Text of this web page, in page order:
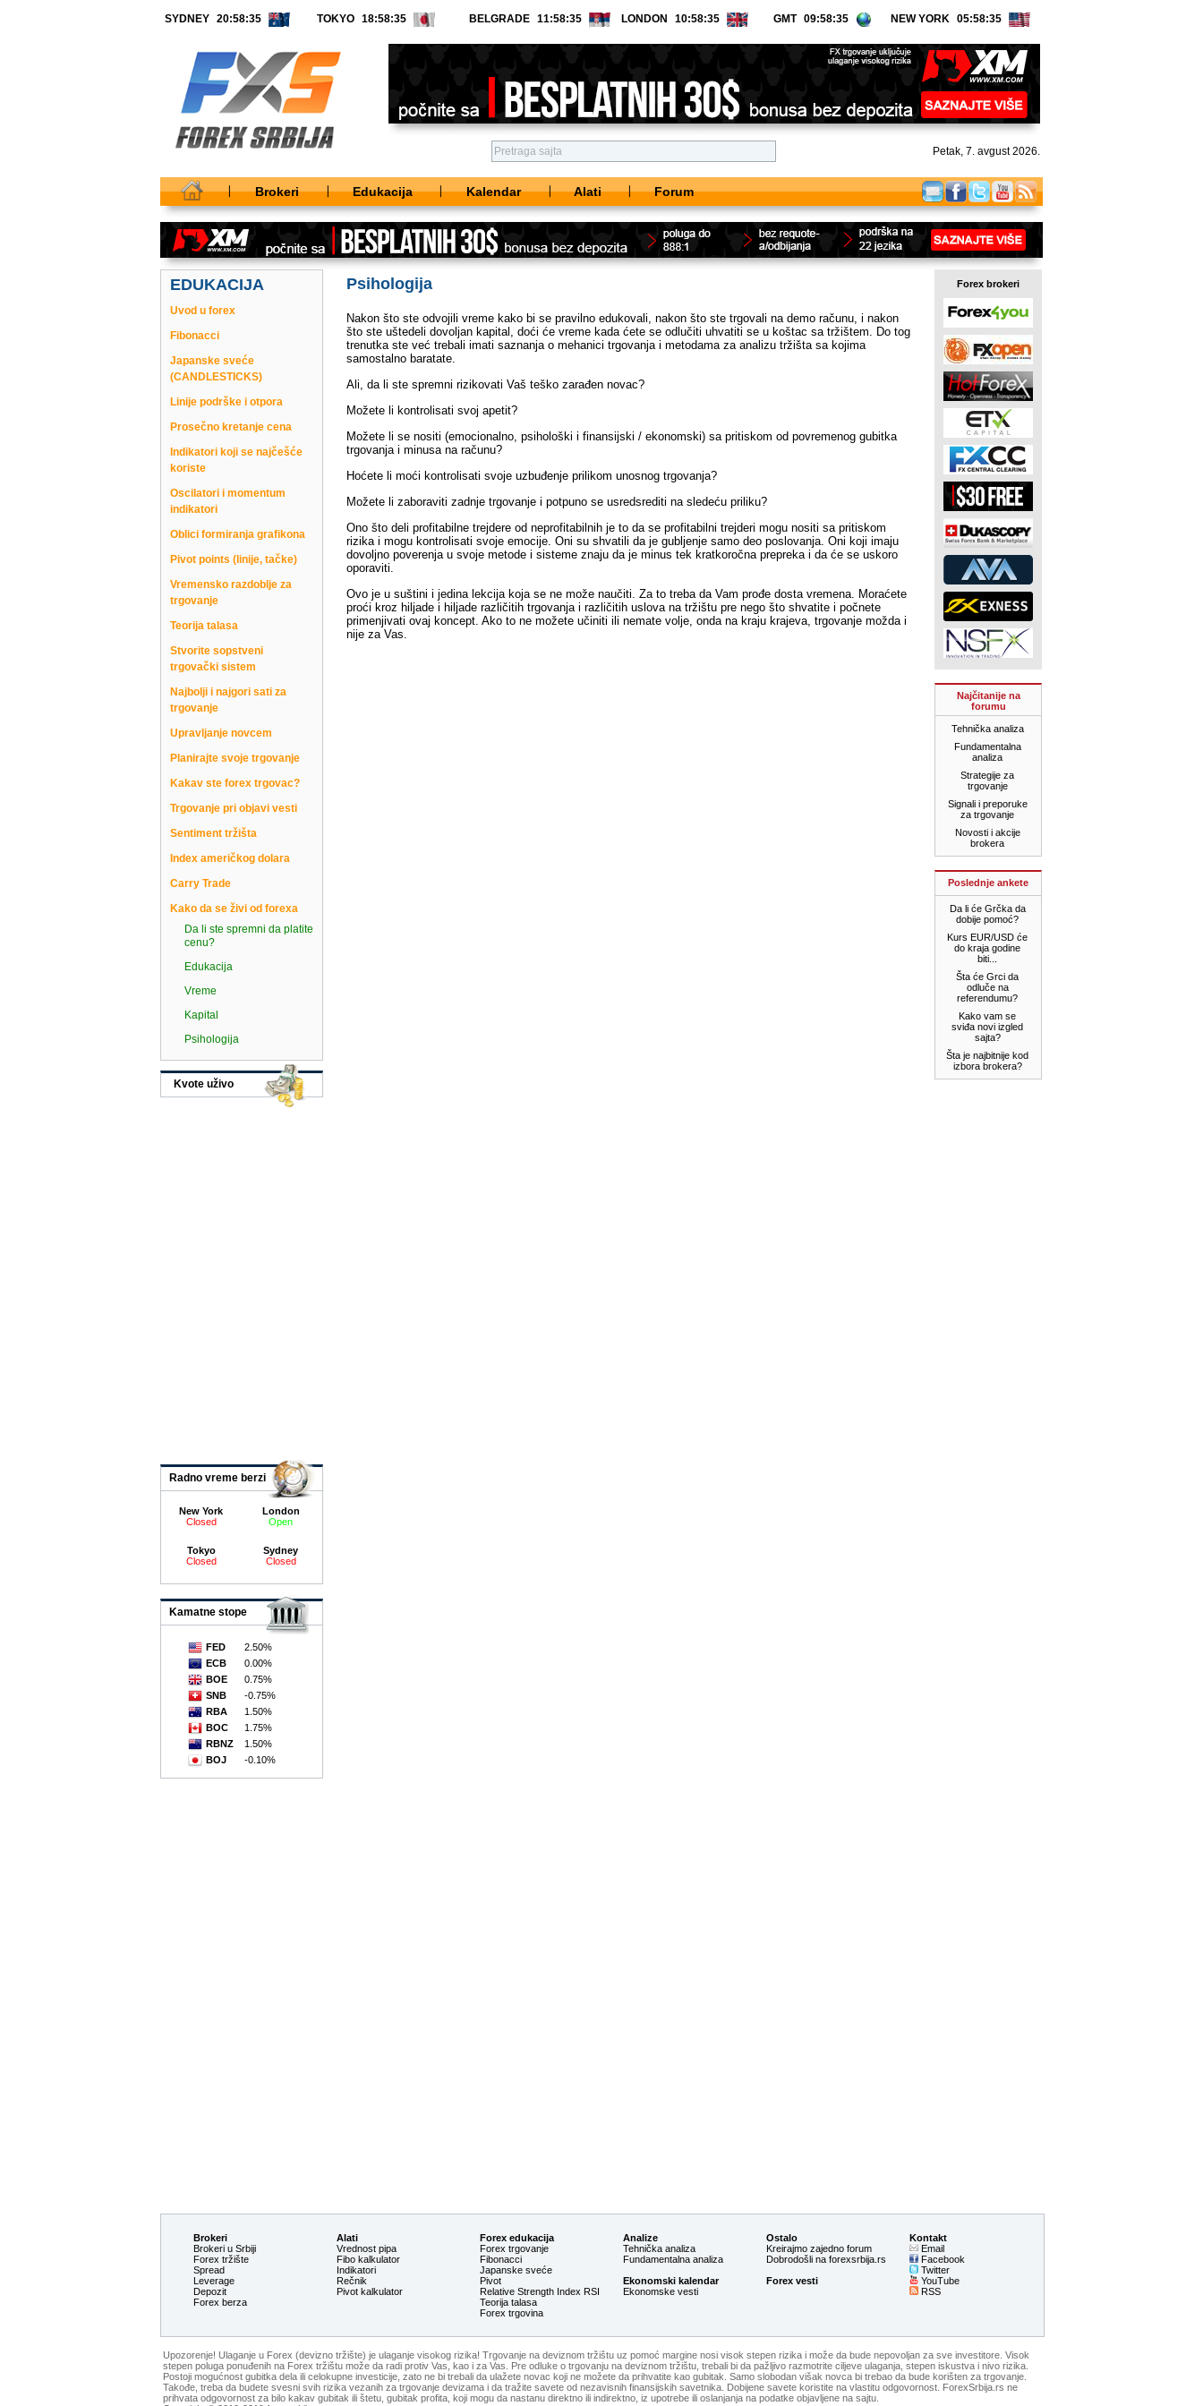
SYDNEY TOKYO BELGRADE LONDON GMT NEW YORK
Petak, 7. avgust 2026.
Brokeri Edukacija Kalendar Alati Forum
EDUKACIJA
Uvod u forex
Fibonacci
Japanske sveće
(CANDLESTICKS)
Linije podrške i otpora
Prosečno kretanje cena
Indikatori koji se najčešće
koriste
Oscilatori i momentum
indikatori
Oblici formiranja grafikona
Pivot points (linije, tačke)
Vremensko razdoblje za
trgovanje
Teorija talasa
Stvorite sopstveni
trgovački sistem
Najbolji i najgori sati za
trgovanje
Upravljanje novcem
Planirajte svoje trgovanje
Kakav ste forex trgovac?
Trgovanje pri objavi vesti
Sentiment tržišta
Index američkog dolara
Carry Trade
Kako da se živi od forexa
Da li ste spremni da platite
cenu?
Edukacija
Vreme
Kapital
Psihologija
Kvote uživo
New York
Closed
London
Open
Tokyo
Closed
Sydney
Closed
Radno vreme berzi
FED
2.50%
ECB
0.00%
BOE
0.75%
SNB
-0.75%
RBA
1.50%
BOC
1.75%
RBNZ
1.50%
BOJ
-0.10%
Kamatne stope
Psihologija
Nakon što ste odvojili vreme kako bi se pravilno edukovali, nakon što ste trgovali na demo računu, i nakon
što ste uštedeli dovoljan kapital, doći će vreme kada ćete se odlučiti uhvatiti se u koštac sa tržištem. Do tog
trenutka ste već trebali imati saznanja o mehanici trgovanja i metodama za analizu tržišta sa kojima
samostalno baratate.
Ali, da li ste spremni rizikovati Vaš teško zarađen novac?
Možete li kontrolisati svoj apetit?
Možete li se nositi (emocionalno, psihološki i finansijski / ekonomski) sa pritiskom od povremenog gubitka
trgovanja i minusa na računu?
Hoćete li moći kontrolisati svoje uzbuđenje prilikom unosnog trgovanja?
Možete li zaboraviti zadnje trgovanje i potpuno se usredsrediti na sledeću priliku?
Ono što deli profitabilne trejdere od neprofitabilnih je to da se profitabilni trejderi mogu nositi sa pritiskom
rizika i mogu kontrolisati svoje emocije. Oni su shvatili da je gubljenje samo deo poslovanja. Oni koji imaju
dovoljno poverenja u svoje metode i sisteme znaju da je minus tek kratkoročna prepreka i da će se uskoro
oporaviti.
Ovo je u suštini i jedina lekcija koja se ne može naučiti. Za to treba da Vam prođe dosta vremena. Moraćete
proći kroz hiljade i hiljade različitih trgovanja i različitih uslova na tržištu pre nego što shvatite i počnete
primenjivati ovaj koncept. Ako to ne možete učiniti ili nemate volje, onda na kraju krajeva, trgovanje možda i
nije za Vas.
Forex brokeri
Najčitanije na
forumu
Tehnička analiza
Fundamentalna
analiza
Strategije za
trgovanje
Signali i preporuke
za trgovanje
Novosti i akcije
brokera
Poslednje ankete
Da li će Grčka da
dobije pomoć?
Kurs EUR/USD će
do kraja godine
biti...
Šta će Grci da
odluče na
referendumu?
Kako vam se
sviđa novi izgled
sajta?
Šta je najbitnije kod
izbora brokera?
Brokeri
Brokeri u Srbiji
Forex tržište
Spread
Leverage
Depozit
Forex berza
Alati
Vrednost pipa
Fibo kalkulator
Indikatori
Rečnik
Pivot kalkulator
Forex edukacija
Forex trgovanje
Fibonacci
Japanske sveće
Pivot
Relative Strength Index RSI
Teorija talasa
Forex trgovina
Analize
Tehnička analiza
Fundamentalna analiza
Ekonomski kalendar
Ekonomske vesti
Ostalo
Kreirajmo zajedno forum
Dobrodošli na forexsrbija.rs
Forex vesti
Kontakt
Email
Facebook
Twitter
YouTube
RSS
Upozorenje! Ulaganje u Forex (devizno tržište) je ulaganje visokog rizika! Trgovanje na deviznom tržištu uz pomoć margine nosi visok stepen rizika i može da bude nepovoljan za sve investitore. Visok
stepen poluga ponuđenih na Forex tržištu može da radi protiv Vas, kao i za Vas. Pre odluke o trgovanju na deviznom tržištu, trebali bi da pažljivo razmotrite ciljeve ulaganja, stepen iskustva i nivo rizika.
Postoji mogućnost gubitka dela ili celokupne investicije, zato ne bi trebali da ulažete novac koji ne možete da prihvatite kao gubitak. Samo slobodan višak novca bi trebao da bude korišten za trgovanje.
Takođe, treba da budete svesni svih rizika vezanih za trgovanje devizama i da tražite savete od nezavisnih finansijskih savetnika. Dobijene savete koristite na vlastitu odgovornost. ForexSrbija.rs ne
prihvata odgovornost za bilo kakav gubitak ili štetu, gubitak profita, koji mogu da nastanu direktno ili indirektno, iz upotrebe ili oslanjanja na podatke objavljene na sajtu.